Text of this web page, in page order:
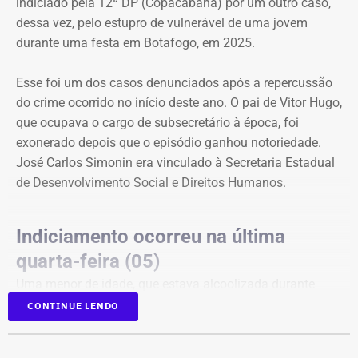
O valor desses danos não foi calculado. O município
pede ainda indenização por dano moral coletivo, também
pretensões, atribuiu à causa o valor provisório de R$ 1
mil.
Município afirma que ação não busca
impedir críticas
críticas políticas de afirmações factuais que considera
“A presente ação civil pública não foi concebida para
proteger o governo municipal do desconforto inerente à
crítica”, afirma o documento. Em outro trecho, o município
dessa vez, pelo estupro de vulnerável de uma jovem
durante uma festa em Botafogo, em 2025.
Esse foi um dos casos denunciados após a repercussão
do crime ocorrido no início deste ano. O pai de Vitor Hugo,
que ocupava o cargo de subsecretário à época, foi
exonerado depois que o episódio ganhou notoriedade.
José Carlos Simonin era vinculado à Secretaria Estadual
de Desenvolvimento Social e Direitos Humanos.
Indiciamento ocorreu na última
quarta-feira (05)
uma festa em Botafogo, na Zona Sul do Rio, disse que
Vitor Hugo a forçou a fazer sexo oral, apesar de ela ter
CONTINUE LENDO